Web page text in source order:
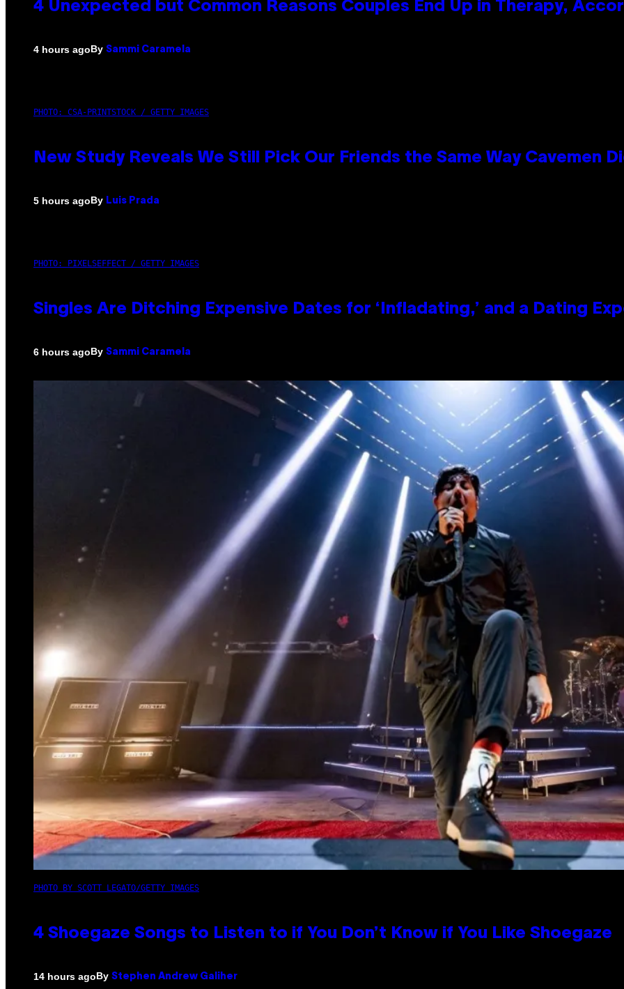
4 Unexpected but Common Reasons Couples End Up in Therapy,
4 hours agoBy Sammi Caramela
PHOTO: CSA-PRINTSTOCK / GETTY IMAGES
New Study Reveals We Still Pick Our Friends the Same Way Cavemen
5 hours agoBy Luis Prada
PHOTO: PIXELSEFFECT / GETTY IMAGES
Singles Are Ditching Expensive Dates for ‘Infladating,’ and a Dating
6 hours agoBy Sammi Caramela
PHOTO BY SCOTT LEGATO/GETTY IMAGES
4 Shoegaze Songs to Listen to if You Don’t Know if You Like Shoegaze
14 hours agoBy Stephen Andrew Galiher